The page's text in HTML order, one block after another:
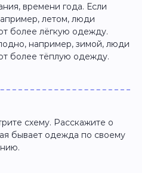
времени года. Если
летом, люди
более лёгкую одежду.
например, зимой, люди
более тёплую одежду.
схему. Расскажите о
бывает одежда по своему